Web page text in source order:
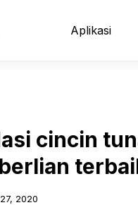
Aplikasi
cincin
2020